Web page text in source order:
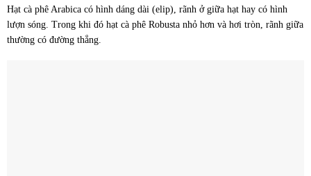
Hạt cà phê Arabica có hình dáng dài (elip), rãnh ở giữa hạt hay có hình
lượn sóng. Trong khi đó hạt cà phê Robusta nhỏ hơn và hơi tròn, rãnh giữa
thường có đường thẳng.